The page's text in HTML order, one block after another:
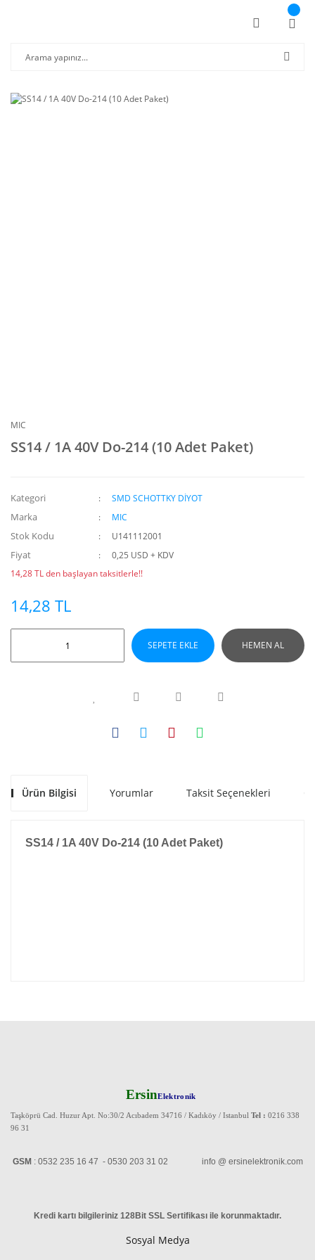
MIC
SS14 / 1A 40V Do-214 (10 Adet Paket)
Kategori SMD SCHOTTKY DİYOT
Marka MIC
Stok Kodu U141112001
Fiyat
0,25 USD + KDV
14,28 TL den başlayan taksitlerle!!
14,28 TL
SEPETE EKLE HEMEN AL
Ürün Bilgisi Yorumlar Taksit Seçenekleri
SS14 / 1A 40V Do-214 (10 Adet Paket)
ErsinElektronik
Taşköprü Cad. Huzur Apt. No:30/2 Acıbadem 34716 / Kadıköy / Istanbul Tel : 0216 338
96 31
GSM : 0532 235 16 47 - 0530 203 31 02 info @ ersinelektronik.com
Kredi kartı bilgileriniz 128Bit SSL Sertifikası ile korunmaktadır.
Sosyal Medya